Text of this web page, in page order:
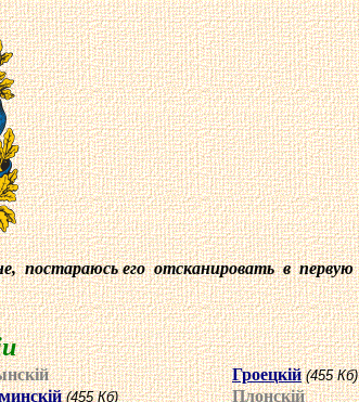
постараюсь его отсканировать в первую
iй Гроецкiй (455 Кб)
iй (455 Кб) Плонскiй